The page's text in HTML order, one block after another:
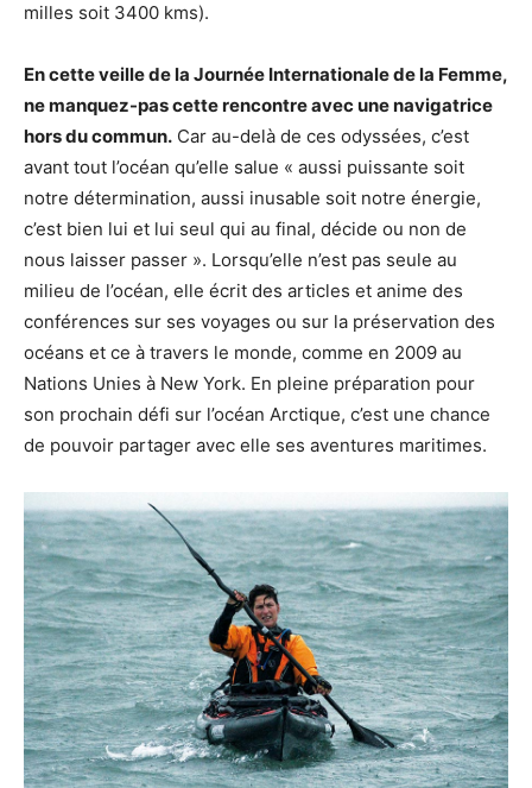
milles soit 3400 kms).
En cette veille de la Journée Internationale de la Femme,
ne manquez-pas cette rencontre avec une navigatrice
hors du commun. Car au-delà de ces odyssées, c’est
avant tout l’océan qu’elle salue « aussi puissante soit
notre détermination, aussi inusable soit notre énergie,
c’est bien lui et lui seul qui au final, décide ou non de
nous laisser passer ». Lorsqu’elle n’est pas seule au
milieu de l’océan, elle écrit des articles et anime des
conférences sur ses voyages ou sur la préservation des
océans et ce à travers le monde, comme en 2009 au
Nations Unies à New York. En pleine préparation pour
son prochain défi sur l’océan Arctique, c’est une chance
de pouvoir partager avec elle ses aventures maritimes.